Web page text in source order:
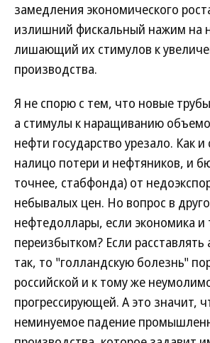
замедления экономического
излишний фискальный нажим на
лишающий их стимулов к
производства.
Я не спорю с тем, что новые
а стимулы к наращиванию
нефти государство урезало. Как и
налицо потери и нефтяников, и
точнее, стабфонда) от
небывалых цен. Но вопрос в
нефтедоллары, если экономика и
переизбытком? Если
так, то "голландскую болезнь"
российской и к тому же
прогрессирующей. А это значит,
неминуемое падение